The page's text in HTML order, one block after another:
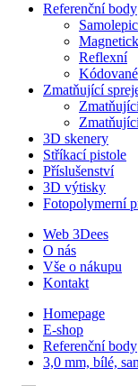
Referenční body
Reflexní
Kódované
Zmatňující
3D skenery
Stříkací pistole
Příslušenství
3D výtisky
Fotopolymerní
Web 3Dees
O nás
Vše o nákupu
Kontakt
Homepage
E-shop
Referenční body
3,0 mm, bílé,